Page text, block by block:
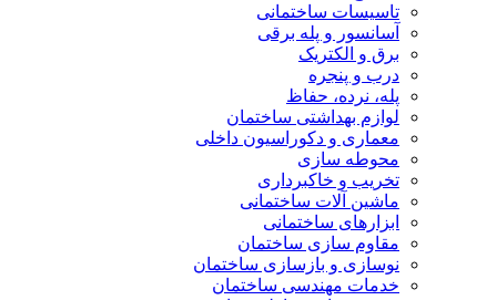
تاسیسات ساختمانی
آسانسور و پله برقی
برق و الکتریک
درب و پنجره
پله، نرده، حفاظ
لوازم بهداشتی ساختمان
معماری و دکوراسیون داخلی
محوطه سازی
تخریب و خاکبرداری
ماشین آلات ساختمانی
ابزارهای ساختمانی
مقاوم سازی ساختمان
نوسازی و بازسازی ساختمان
خدمات مهندسی ساختمان